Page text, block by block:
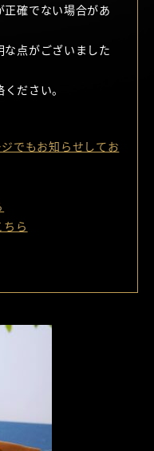
正確でない場合があ
点がございました
ださい。
でもお知らせしてお
ら